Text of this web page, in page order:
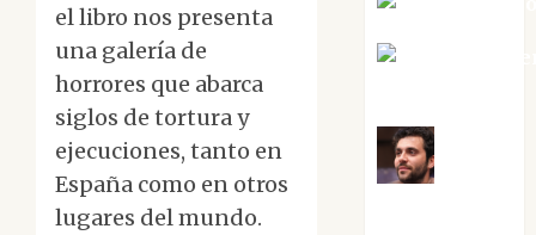
el libro nos presenta
una galería de
horrores que abarca
siglos de tortura y
ejecuciones, tanto en
España como en otros
lugares del mundo.